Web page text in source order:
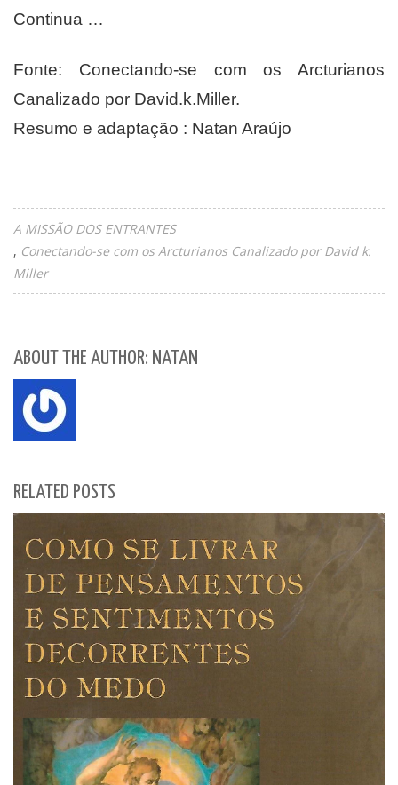
Continua …
Fonte: Conectando-se com os Arcturianos
Canalizado por David.k.Miller.
Resumo e adaptação : Natan Araújo
A MISSÃO DOS ENTRANTES
Conectando-se com os Arcturianos Canalizado por David k.
Miller
ABOUT THE AUTHOR: NATAN
RELATED POSTS